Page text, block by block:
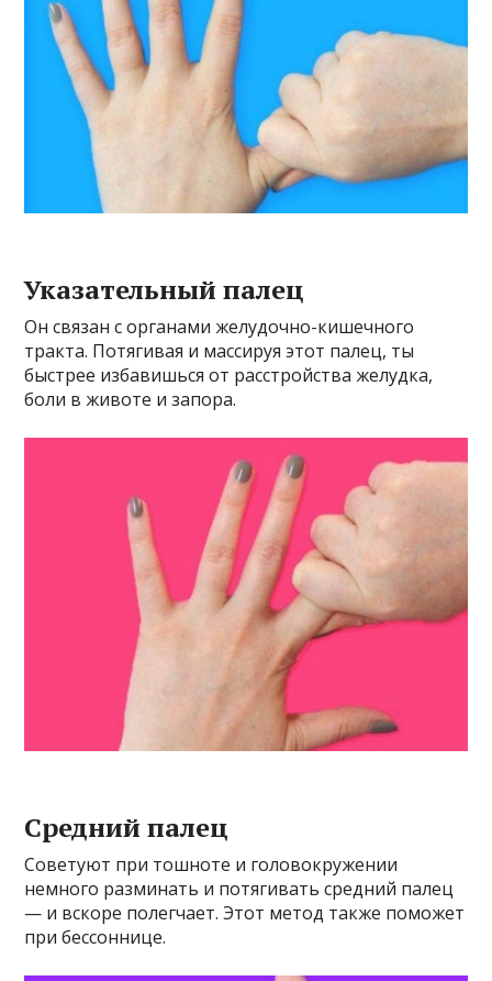
Указательный палец
Он связан с органами желудочно-кишечного
тракта. Потягивая и массируя этот палец, ты
быстрее избавишься от расстройства желудка,
боли в животе и запора.
Средний палец
Советуют при тошноте и головокружении
немного разминать и потягивать средний палец
— и вскоре полегчает. Этот метод также поможет
при бессоннице.